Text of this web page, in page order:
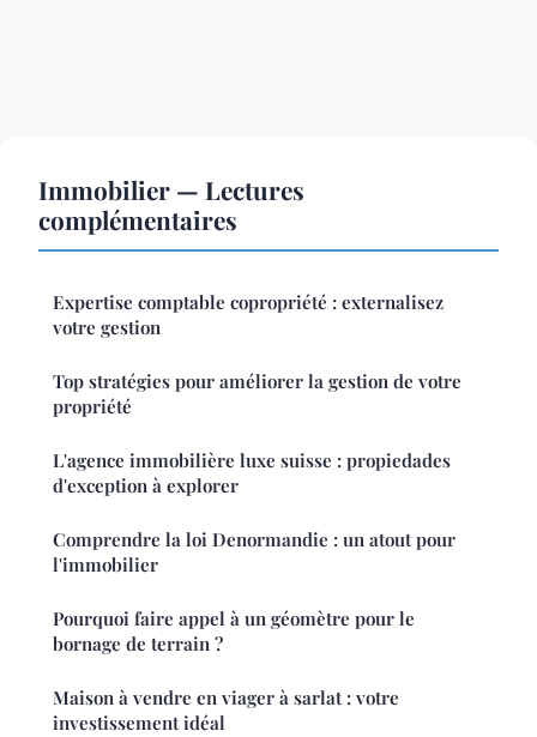
Immobilier — Lectures
complémentaires
Expertise comptable copropriété : externalisez
votre gestion
Top stratégies pour améliorer la gestion de votre
propriété
L'agence immobilière luxe suisse : propiedades
d'exception à explorer
Comprendre la loi Denormandie : un atout pour
l'immobilier
Pourquoi faire appel à un géomètre pour le
bornage de terrain ?
Maison à vendre en viager à sarlat : votre
investissement idéal